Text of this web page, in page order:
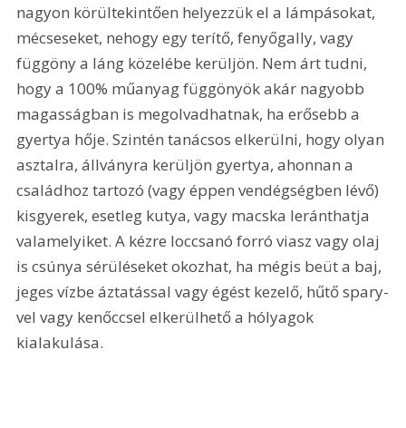
nagyon körültekintően helyezzük el a lámpásokat,
mécseseket, nehogy egy terítő, fenyőgally, vagy
függöny a láng közelébe kerüljön. Nem árt tudni,
hogy a 100% műanyag függönyök akár nagyobb
magasságban is megolvadhatnak, ha erősebb a
gyertya hője. Szintén tanácsos elkerülni, hogy olyan
asztalra, állványra kerüljön gyertya, ahonnan a
családhoz tartozó (vagy éppen vendégségben lévő)
kisgyerek, esetleg kutya, vagy macska leránthatja
valamelyiket. A kézre loccsanó forró viasz vagy olaj
is csúnya sérüléseket okozhat, ha mégis beüt a baj,
jeges vízbe áztatással vagy égést kezelő, hűtő spary-
vel vagy kenőccsel elkerülhető a hólyagok
kialakulása.